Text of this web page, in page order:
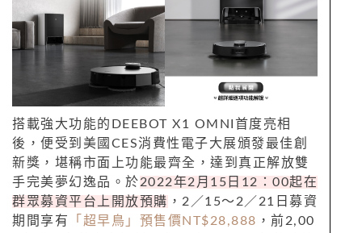
搭載強大功能的DEEBOT X1 OMNI首度亮相
後，便受到美國CES消費性電子大展頒發最佳創
新獎，堪稱市面上功能最齊全，達到真正解放雙
手完美夢幻逸品。於2022年2月15日12：00起在
群眾募資平台上開放預購 ，2／15～2／21日募資
期間享有
「超早鳥」預售價NT$28,888 ，前2,00